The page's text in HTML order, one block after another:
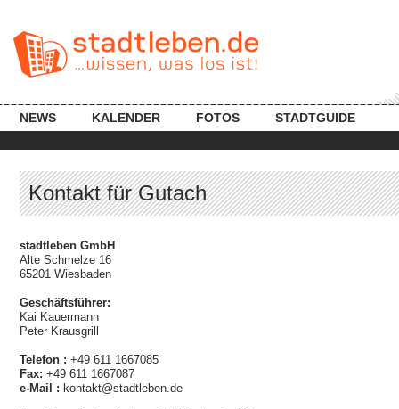
NEWS KALENDER FOTOS STADTGUIDE
Kontakt für Gutach
stadtleben GmbH
Alte Schmelze 16
65201 Wiesbaden
Geschäftsführer:
Kai Kauermann
Peter Krausgrill
Telefon : +49 611 1667085
Fax: +49 611 1667087
e-Mail : kontakt@stadtleben.de